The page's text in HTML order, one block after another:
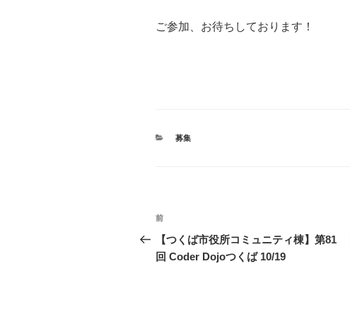
ご参加、お待ちしております！
カ
募集
投
稿
ナ
過
去
の
前
【つくば市役所コミュニティ棟】第81
回 Coder Dojoつくば 10/19